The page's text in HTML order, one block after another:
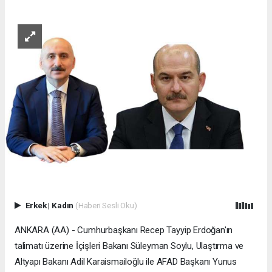
Erkek| Kadın (Haberi Sesli Oku)
ANKARA (AA) - Cumhurbaşkanı Recep Tayyip Erdoğan'ın
talimatı üzerine İçişleri Bakanı Süleyman Soylu, Ulaştırma ve
Altyapı Bakanı Adil Karaismailoğlu ile AFAD Başkanı Yunus